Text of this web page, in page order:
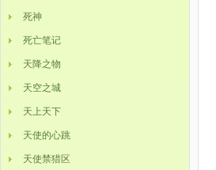
死神
死亡笔记
天降之物
天空之城
天上天下
天使的心跳
天使禁猎区